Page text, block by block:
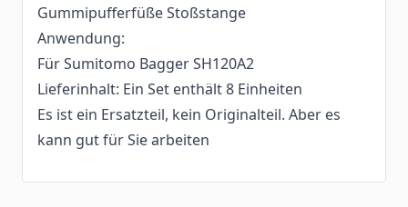
Gummipufferfüße Stoßstange
Anwendung:
Für Sumitomo Bagger SH120A2
Lieferinhalt: Ein Set enthält 8 Einheiten
Es ist ein Ersatzteil, kein Originalteil. Aber es
kann gut für Sie arbeiten